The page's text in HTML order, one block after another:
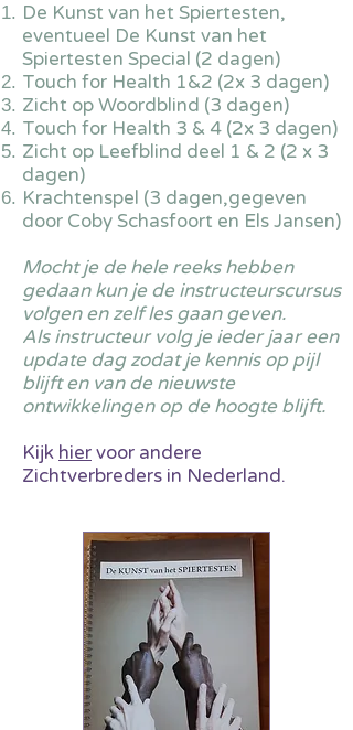
De Kunst van het Spiertesten,
eventueel De Kunst van het
Spiertesten Special (2 dagen)
Touch for Health 1&2 (2x 3 dagen)
Zicht op Woordblind (3 dagen)
Touch for Health 3 & 4 (2x 3 dagen)
Zicht op Leefblind deel 1 & 2 (2 x 3
dagen)
Krachtenspel (3 dagen,gegeven
door Coby Schasfoort en Els Jansen)
Mocht je de hele reeks hebben
gedaan kun je de instructeurscursus
volgen en zelf les gaan geven.
Als instructeur volg je ieder jaar een
update dag zodat je kennis op pijl
blijft en van de nieuwste
ontwikkelingen op de hoogte blijft.
Kijk hiervoor andere
Zichtverbreders in Nederland.